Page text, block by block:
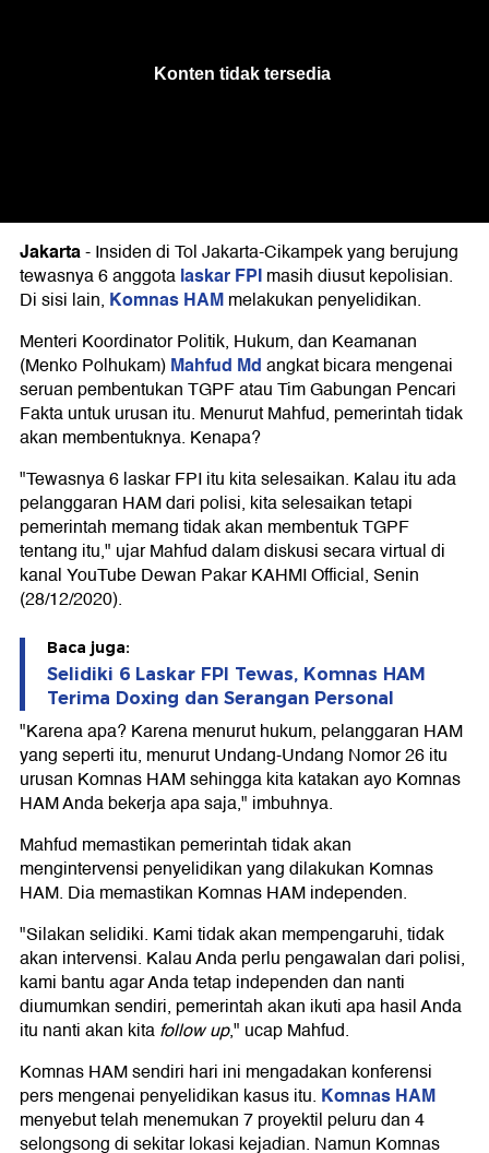
Jakarta-Insiden di Tol Jakarta-Cikampek yang berujung
tewasnya 6 anggotalaskar FPImasih diusut kepolisian.
Di sisi lain, Komnas HAMmelakukan penyelidikan.
Menteri Koordinator Politik, Hukum, dan Keamanan
(Menko Polhukam)Mahfud Mdangkat bicara mengenai
seruan pembentukan TGPF atau Tim Gabungan Pencari
Fakta untuk urusan itu. Menurut Mahfud, pemerintah tidak
akan membentuknya. Kenapa?
"Tewasnya 6 laskar FPI itu kita selesaikan. Kalau itu ada
pelanggaran HAM dari polisi, kita selesaikan tetapi
pemerintah memang tidak akan membentuk TGPF
tentang itu," ujar Mahfud dalam diskusi secara virtual di
kanal YouTube Dewan Pakar KAHMI Official, Senin
(28/12/2020).
Baca juga:
Selidiki 6 Laskar FPI Tewas, Komnas HAM
Terima Doxing dan Serangan Personal
"Karena apa? Karena menurut hukum, pelanggaran HAM
yang seperti itu, menurut Undang-Undang Nomor 26 itu
urusan Komnas HAM sehingga kita katakan ayo Komnas
HAM Anda bekerja apa saja," imbuhnya.
Mahfud memastikan pemerintah tidak akan
mengintervensi penyelidikan yang dilakukan Komnas
HAM. Dia memastikan Komnas HAM independen.
"Silakan selidiki. Kami tidak akan mempengaruhi, tidak
akan intervensi. Kalau Anda perlu pengawalan dari polisi,
kami bantu agar Anda tetap independen dan nanti
diumumkan sendiri, pemerintah akan ikuti apa hasil Anda
itu nanti akan kitafollow up," ucap Mahfud.
Komnas HAM sendiri hari ini mengadakan konferensi
pers mengenai penyelidikan kasus itu. Komnas HAM
menyebut telah menemukan 7 proyektil peluru dan 4
selongsong di sekitar lokasi kejadian. Namun Komnas